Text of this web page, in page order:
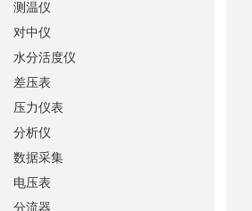
测温仪
对中仪
水分活度仪
差压表
压力仪表
分析仪
数据采集
电压表
分流器